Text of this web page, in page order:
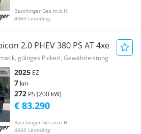
Baschinger Ges.m.b.H.
4060 Leonding
2.0 PHEV 380 PS AT 4xe
gültiges Pickerl, Gewährleistung
2025 EZ
7 km
272 PS (200 kW)
Baschinger Ges.m.b.H.
4060 Leonding
€ 83.290